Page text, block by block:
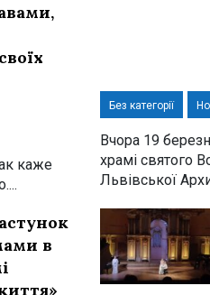
каже
Без категорії
Вчора 19
храмі святого
Львівської
в